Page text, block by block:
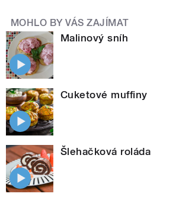
MOHLO BY VÁS ZAJÍMAT
Malinový sníh
Cuketové muffiny
Šlehačková roláda